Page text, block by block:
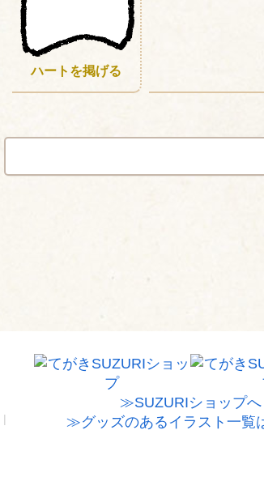
ハートを掲げる
≫SUZURIショップへ
≫グッズのあるイラスト一覧